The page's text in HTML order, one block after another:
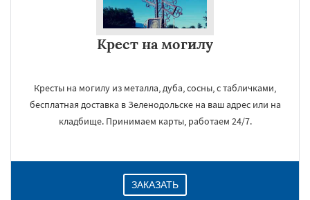
Крест на могилу
Кресты на могилу из металла, дуба, сосны, с табличками,
бесплатная доставка в Зеленодольске на ваш адрес или на
кладбище. Принимаем карты, работаем 24/7.
ЗАКАЗАТЬ